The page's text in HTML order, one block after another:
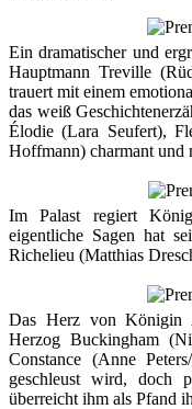
Ein dramatischer und
Hauptmann Treville
trauert mit einem
das weiß
Élodie (Lara Seufert),
Hoffmann) charmant und
Im Palast regiert
eigentliche Sagen hat
Richelieu (Matthias
Das Herz von Königin
Herzog Buckingham
Constance (Anne
geschleust wird, doch
überreicht ihm als Pfand